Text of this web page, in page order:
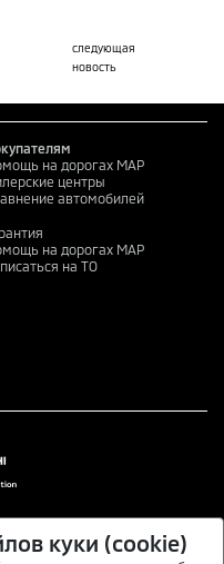
следующая
новость
на дорогах MAP
центры
автомобилей
на дорогах MAP
на ТО
куки (cookie)